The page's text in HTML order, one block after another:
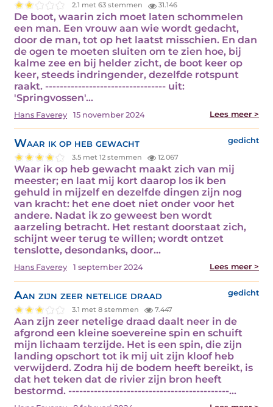
2.1 met 63 stemmen 31.146
De boot, waarin zich moet laten schommelen
een man. Een vrouw aan wie wordt gedacht,
door de man, tot op het laatst misschien. En dan
de ogen te moeten sluiten om te zien hoe, bij
kalme zee en bij helder zicht, de boot keer op
keer, steeds indringender, dezelfde rotspunt
raakt. --------------------------------- uit:
'Springvossen'…
Hans Faverey 15 november 2024 Lees meer >
Waar ik op heb gewacht gedicht
3.5 met 12 stemmen 12.067
Waar ik op heb gewacht maakt zich van mij
meester; en laat mij kort daarop los ik ben
gehuld in mijzelf en dezelfde dingen zijn nog
van kracht: het ene doet niet onder voor het
andere. Nadat ik zo geweest ben wordt
aarzeling betracht. Het restant doorstaat zich,
schijnt weer terug te willen; wordt ontzet
tenslotte, desondanks, door…
Hans Faverey 1 september 2024 Lees meer >
Aan zijn zeer netelige draad gedicht
3.1 met 8 stemmen 7.447
Aan zijn zeer netelige draad daalt neer in de
afgrond een kleine soevereine spin en schuift
mijn lichaam terzijde. Het is een spin, die zijn
landing opschort tot ik mij uit zijn kloof heb
verwijderd. Zodra hij de bodem heeft bereikt, is
dat het teken dat de rivier zijn bron heeft
bestormd. --------------------------------------------…